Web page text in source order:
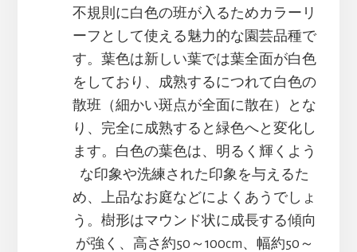
不規則に白色の班が入るためカラーリ
ーフとして使える魅力的な園芸品種で
す。葉色は新しい葉では葉全面が白色
をしており、成熟するにつれて白色の
散班（細かい斑点が全面に散在）とな
り、完全に成熟すると緑色へと変化し
ます。白色の葉色は、明るく輝くよう
な印象や洗練された印象を与えるた
め、上品なお庭などによくあうでしょ
う。樹形はマウンド状に成長する傾向
が強く、高さ約50～100cm、幅約50～